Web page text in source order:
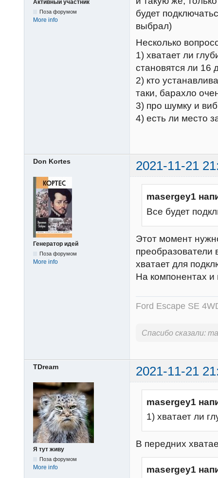
Активный участник
Поза форумом
More info
будет
выбрал)
Несколько
1) хватает ли
становятся ли 16
2) кто
таки, барахло
3) про шумку и
4) есть ли место
Don Kortes 2021-11-21
Генератор идей
Поза форумом
More info
masergey1
Все будет
Этот момент
хватает для
На компонентах и
Ford Escape SE
Спасибо сказали:
TDream 2021-11-21
Я тут живу
Поза форумом
More info
masergey1
1) хватает ли
В передних
masergey1